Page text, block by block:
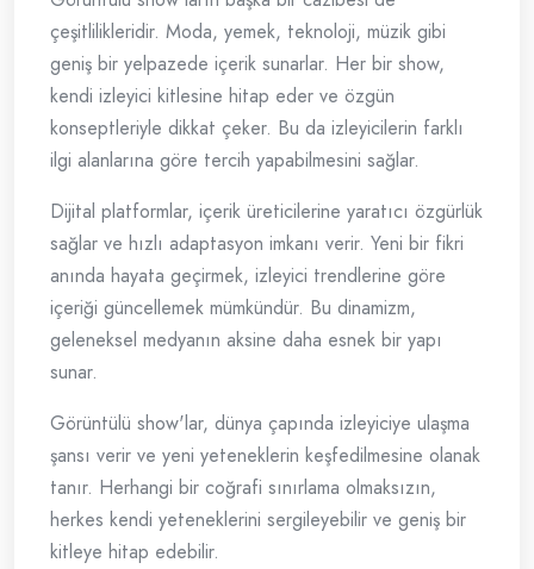
çeşitlilikleridir. Moda, yemek, teknoloji, müzik gibi
geniş bir yelpazede içerik sunarlar. Her bir show,
kendi izleyici kitlesine hitap eder ve özgün
konseptleriyle dikkat çeker. Bu da izleyicilerin farklı
ilgi alanlarına göre tercih yapabilmesini sağlar.
Dijital platformlar, içerik üreticilerine yaratıcı özgürlük
sağlar ve hızlı adaptasyon imkanı verir. Yeni bir fikri
anında hayata geçirmek, izleyici trendlerine göre
içeriği güncellemek mümkündür. Bu dinamizm,
geleneksel medyanın aksine daha esnek bir yapı
sunar.
Görüntülü show'lar, dünya çapında izleyiciye ulaşma
şansı verir ve yeni yeteneklerin keşfedilmesine olanak
tanır. Herhangi bir coğrafi sınırlama olmaksızın,
herkes kendi yeteneklerini sergileyebilir ve geniş bir
kitleye hitap edebilir.